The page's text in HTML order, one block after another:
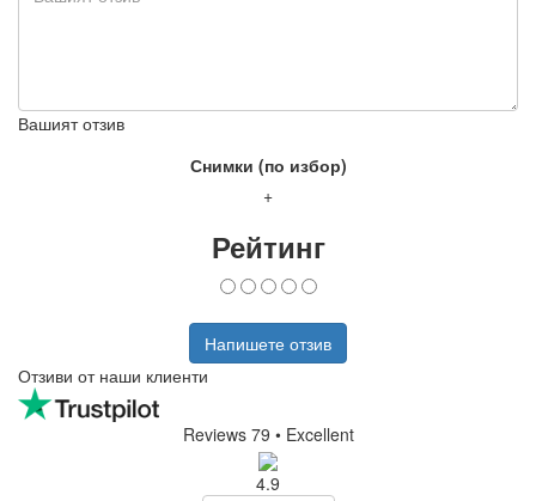
Вашият отзив
Снимки (по избор)
+
Рейтинг
Напишете отзив
Отзиви от наши клиенти
Reviews 79 • Excellent
4.9